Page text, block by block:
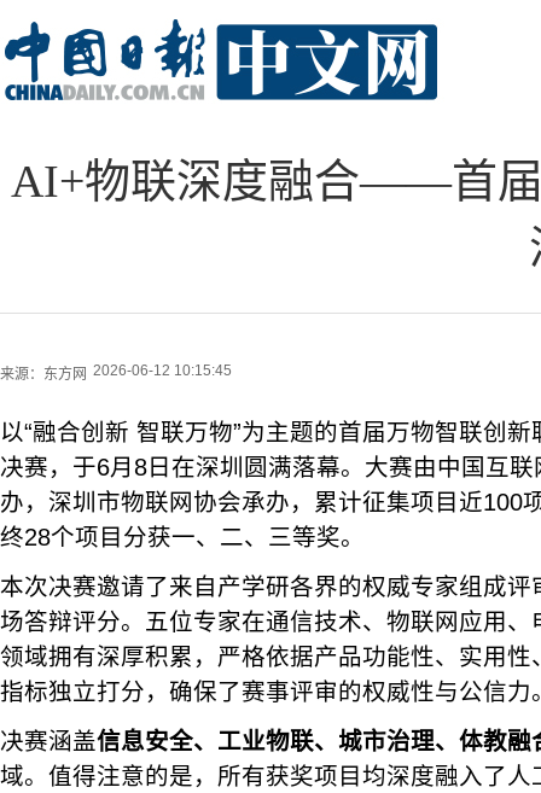
AI+物联深度融合——首届
来源： 东方网 2026-06-12 10:15:45
以“融合创新 智联万物”为主题的首届万物智联创
决赛，于6月8日在深圳圆满落幕。大赛由中国互
办，深圳市物联网协会承办，累计征集项目近100
终28个项目分获一、二、三等奖。
本次决赛邀请了来自产学研各界的权威专家组成
场答辩评分。五位专家在通信技术、物联网应用
领域拥有深厚积累，严格依据产品功能性、实用
指标独立打分，确保了赛事评审的权威性与公信力
决赛涵盖信息安全、工业物联、城市治理、体教融
域。值得注意的是，所有获奖项目均深度融入了